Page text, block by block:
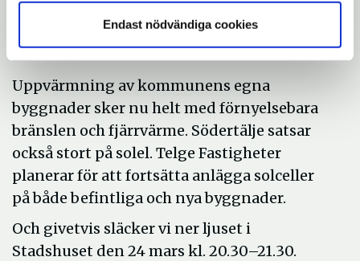
Endast nödvändiga cookies
på alla kommunala skolor och förskolor.
Systemet ska fortsättningsvis etableras i
Uppvärmning av kommunens egna
byggnader sker nu helt med förnyelsebara
bränslen och fjärrvärme. Södertälje satsar
också stort på solel. Telge Fastigheter
planerar för att fortsätta anlägga solceller
på både befintliga och nya byggnader.
Och givetvis släcker vi ner ljuset i
Stadshuset den 24 mars kl. 20.30–21.30.